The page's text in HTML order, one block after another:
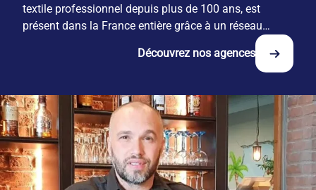
textile professionnel depuis plus de 100 ans, est
présent dans la France entière grâce à un réseau
Découvrez nos agences